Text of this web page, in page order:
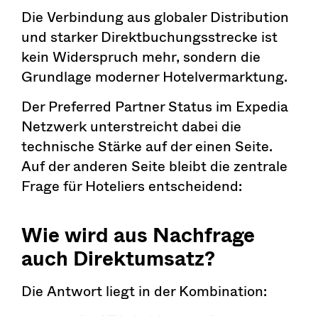
Die Verbindung aus globaler Distribution
und starker Direktbuchungsstrecke ist
kein Widerspruch mehr, sondern die
Grundlage moderner Hotelvermarktung.
Der Preferred Partner Status im Expedia
Netzwerk unterstreicht dabei die
technische Stärke auf der einen Seite.
Auf der anderen Seite bleibt die zentrale
Frage für Hoteliers entscheidend:
Wie wird aus Nachfrage
auch Direktumsatz?
Die Antwort liegt in der Kombination: